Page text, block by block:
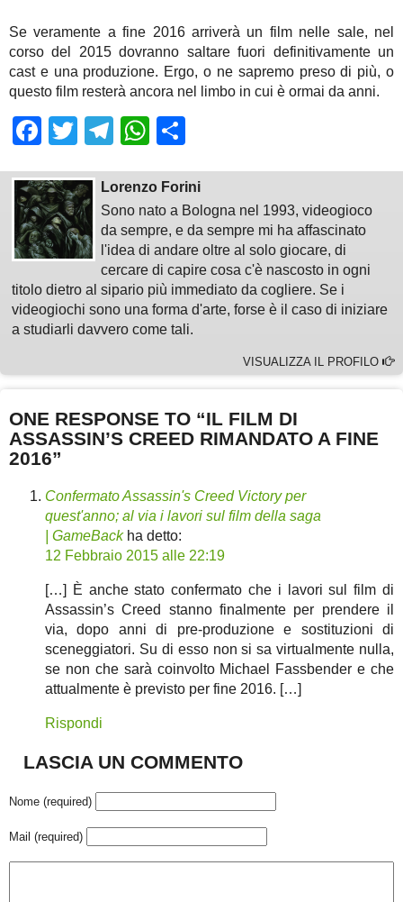
Se veramente a fine 2016 arriverà un film nelle sale, nel
corso del 2015 dovranno saltare fuori definitivamente un
cast e una produzione. Ergo, o ne sapremo preso di più, o
questo film resterà ancora nel limbo in cui è ormai da anni.
Facebook
TwitterTelegram
WhatsApp
Lorenzo Forini
Sono nato a Bologna nel 1993, videogioco
da sempre, e da sempre mi ha affascinato
l'idea di andare oltre al solo giocare, di
cercare di capire cosa c'è nascosto in ogni
titolo dietro al sipario più immediato da cogliere. Se i
videogiochi sono una forma d'arte, forse è il caso di iniziare
a studiarli davvero come tali.
VISUALIZZA IL PROFILO
ONE RESPONSE TO “IL FILM DI
ASSASSIN’S CREED RIMANDATO A FINE
2016”
Confermato Assassin's Creed Victory per
quest'anno; al via i lavori sul film della saga
| GameBack ha detto:
12 Febbraio 2015 alle 22:19
[…] È anche stato confermato che i lavori sul film di
Assassin’s Creed stanno finalmente per prendere il
via, dopo anni di pre-produzione e sostituzioni di
sceneggiatori. Su di esso non si sa virtualmente nulla,
se non che sarà coinvolto Michael Fassbender e che
attualmente è previsto per fine 2016. […]
Rispondi
LASCIA UN COMMENTO
Nome (required)
Mail (required)